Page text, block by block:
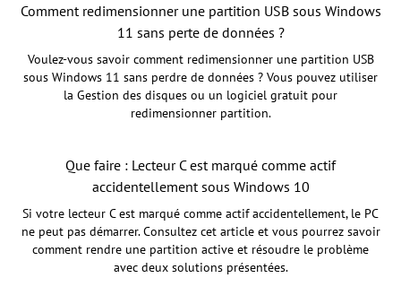
Comment redimensionner une partition USB sous Windows
11 sans perte de données ?
Voulez-vous savoir comment redimensionner une partition USB
sous Windows 11 sans perdre de données ? Vous pouvez utiliser
la Gestion des disques ou un logiciel gratuit pour
redimensionner partition.
Que faire : Lecteur C est marqué comme actif
accidentellement sous Windows 10
Si votre lecteur C est marqué comme actif accidentellement, le PC
ne peut pas démarrer. Consultez cet article et vous pourrez savoir
comment rendre une partition active et résoudre le problème
avec deux solutions présentées.